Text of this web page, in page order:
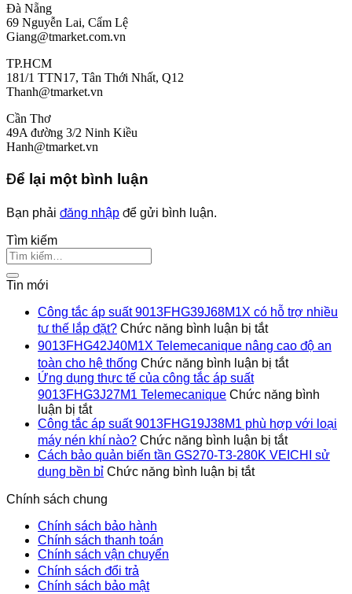
Đà Nẵng
69 Nguyễn Lai, Cẩm Lệ
Giang@tmarket.com.vn
TP.HCM
181/1 TTN17, Tân Thới Nhất, Q12
Thanh@tmarket.vn
Cần Thơ
49A đường 3/2 Ninh Kiều
Hanh@tmarket.vn
Để lại một bình luận
Bạn phải đăng nhập để gửi bình luận.
Tìm kiếm
Tin mới
Công tắc áp suất 9013FHG39J68M1X có hỗ trợ nhiều
tư thế lắp đặt? Chức năng bình luận bị tắtở
tắc
áp
hỗ
trợ
nhiều
9013FHG42J40M1X Telemecanique nâng cao độ an
toàn cho hệ thống Chức năng bình luận bị tắtở
nâng
cao
độ
an
toàn
Ứng dụng thực tế của công tắc áp suất
9013FHG3J27M1 Telemecanique Chức năng bình
luận bị tắtở
Ứng
dụng
thực
tế
của
công
tắc
áp
suất
9013FHG3J27M1
Telemecanique
Công tắc áp suất 9013FHG19J38M1 phù hợp với loại
máy nén khí nào? Chức năng bình luận bị tắtở
Công
tắc
Cách bảo quản biến tần GS270-T3-280K VEICHI sử
dụng bền bỉ Chức năng bình luận bị tắtở
Chính sách chung
Chính sách bảo hành
Chính sách thanh toán
Chính sách vận chuyển
Chính sách đổi trả
Chính sách bảo mật